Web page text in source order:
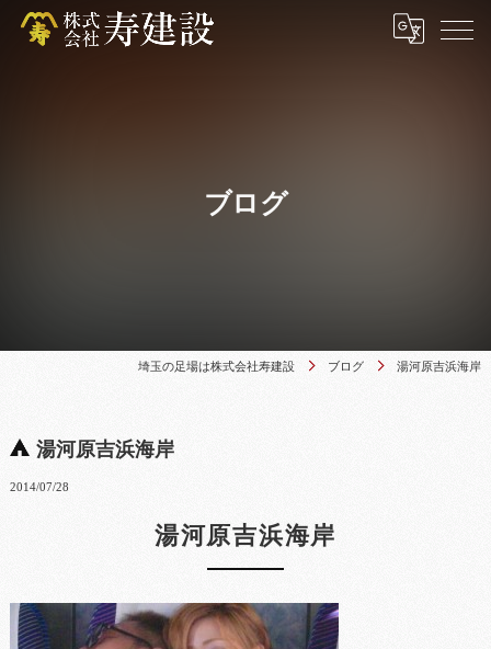
ブログ
埼玉の足場は株式会社寿建設 ブログ 湯河原吉浜海岸
湯河原吉浜海岸
2014/07/28
湯河原吉浜海岸